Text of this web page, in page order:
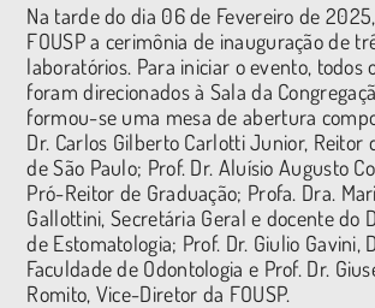
Na tarde do dia 06 de Fevereiro de
FOUSP a cerimônia de inauguração de
laboratórios. Para iniciar o evento, todos
foram direcionados à Sala da
formou-se uma mesa de abertura
Dr. Carlos Gilberto Carlotti Junior, Reitor
de São Paulo; Prof. Dr. Aluísio Augusto
Pró-Reitor de Graduação; Profa. Dra.
Gallottini, Secretária Geral e docente do
de Estomatologia; Prof. Dr. Giulio Gavini,
Faculdade de Odontologia e Prof. Dr.
Romito, Vice-Diretor da FOUSP.